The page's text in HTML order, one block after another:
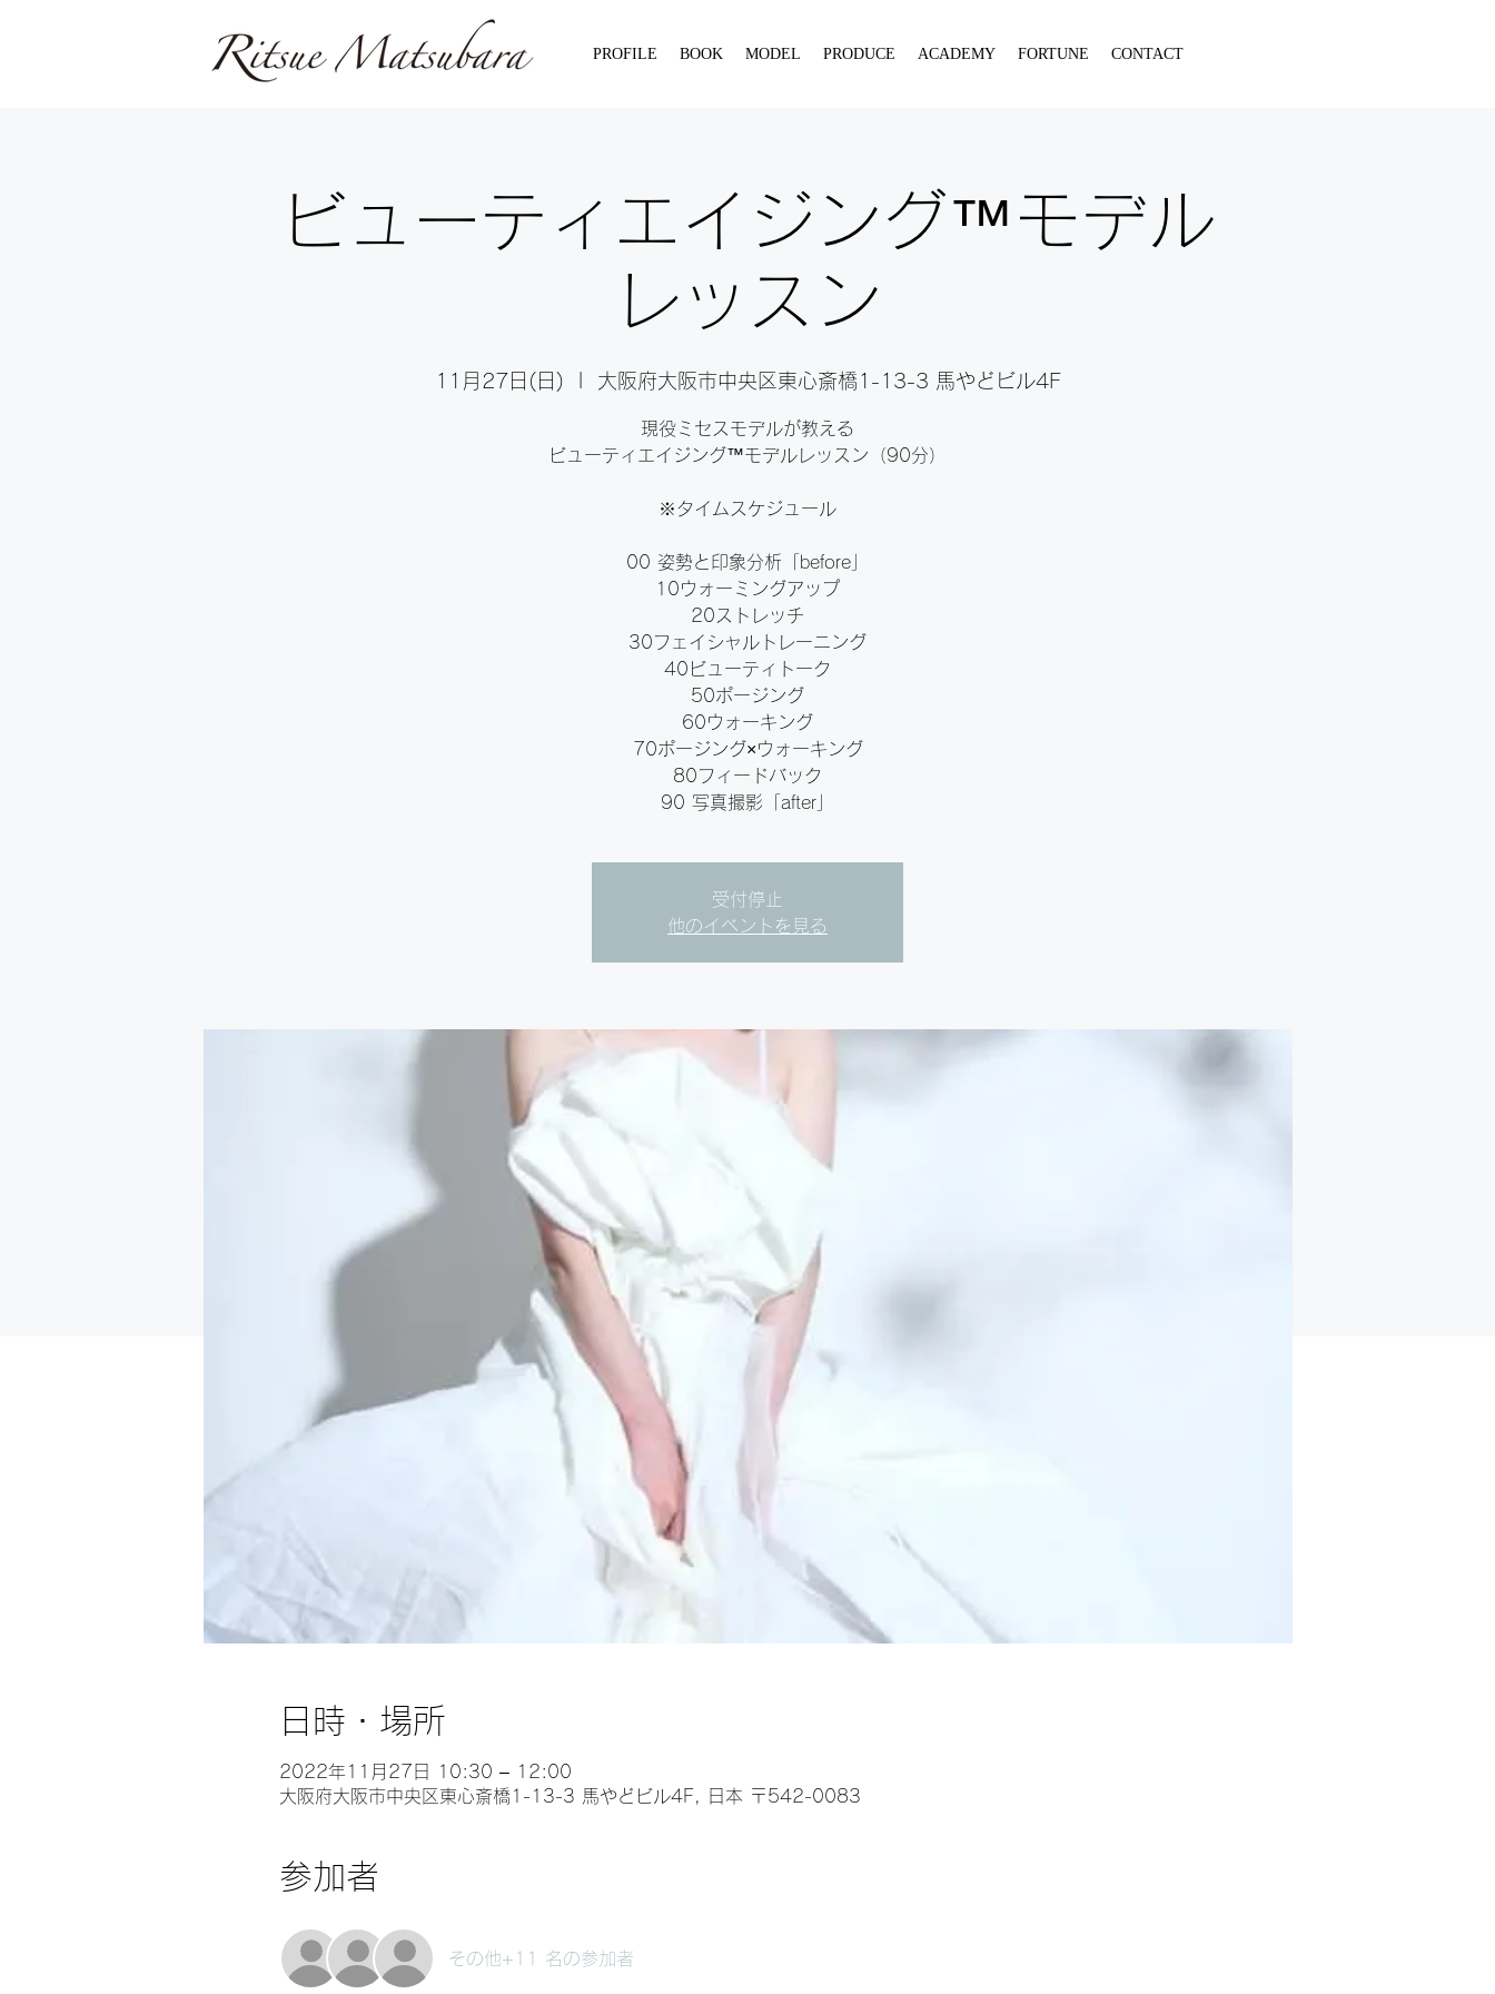
PROFILE BOOK MODEL PRODUCE ACADEMY FORTUNE CONTACT
ビューティエイジング™️モデル
レッスン
11月27日(日) 大阪府大阪市中央区東心斎橋1-13-3 馬やどビル4F
現役ミセスモデルが教える
ビューティエイジング™️モデルレッスン（90分）
※タイムスケジュール
00 姿勢と印象分析「before」
10ウォーミングアップ
20ストレッチ
30フェイシャルトレーニング
40ビューティトーク
50ポージング
60ウォーキング
70ポージング×ウォーキング
80フィードバック
90 写真撮影「after」
受付停止
他のイベントを見る
日時・場所
2022年11月27日 10:30 – 12:00
大阪府大阪市中央区東心斎橋1-13-3 馬やどビル4F, 日本 〒542-0083
参加者
その他+11 名の参加者